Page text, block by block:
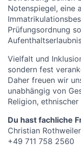
Notenspiegel, eine
Prüfungsordnung
Vielfalt und
sondern fest
Daher freuen wir
unabhängig von
Religion,
Du hast fachliche
Christian
+49 711 758 2560